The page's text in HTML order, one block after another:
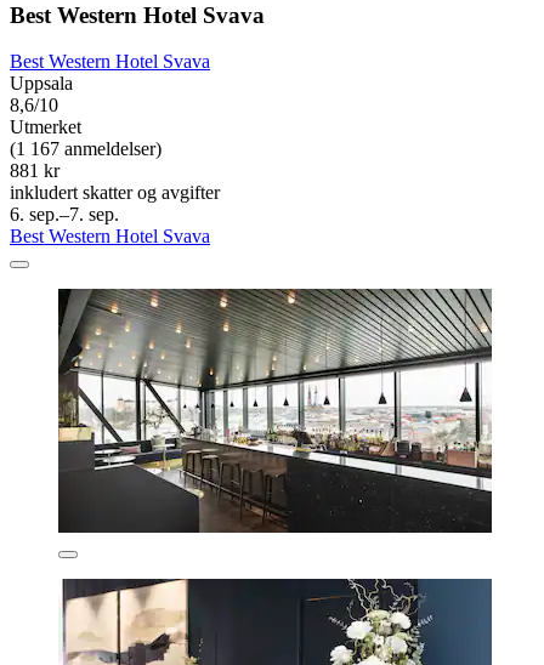
Best Western Hotel Svava
Best Western Hotel Svava
Uppsala
8,6/10
Utmerket
(1 167 anmeldelser)
881 kr
inkludert skatter og avgifter
6. sep.–7. sep.
Best Western Hotel Svava